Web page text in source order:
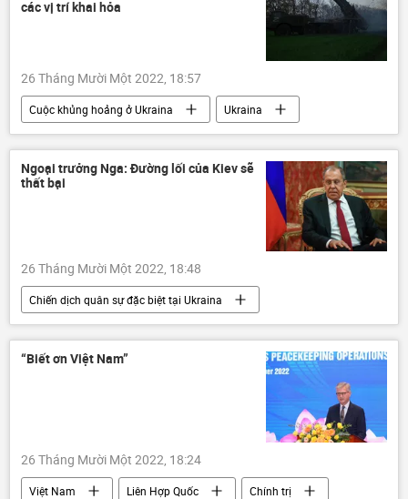
các vị trí khai hỏa
26 Tháng Mười Một 2022, 18:57
Cuộc khủng hoảng ở Ukraina
Ukraina
Chiến dịch quân sự đặc biệt tại Ukraina
Nga
Quân sự
Igor Konashenkov
Bộ Quốc phòng Nga
lực lượng vũ trang Nga
Ngoại trưởng Nga: Đường lối của Kiev sẽ
thất bại
26 Tháng Mười Một 2022, 18:48
Chiến dịch quân sự đặc biệt tại Ukraina
Quân sự
Cuộc khủng hoảng ở Ukraina
Ukraina
Nga
“Biết ơn Việt Nam”
26 Tháng Mười Một 2022, 18:24
Việt Nam Liên Hợp Quốc
Chính trị